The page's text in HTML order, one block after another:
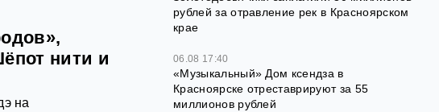
нити и
на
рублей за отравление рек в Красноярском
крае
06.08 17:40
«Музыкальный» Дом ксендза в
Красноярске отреставрируют за 55
миллионов рублей